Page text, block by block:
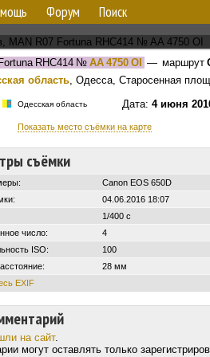
Форум Поиск
RHC414 № AA 4750 OI — маршрут
область, Одесса, Старосенная
Одесская область Дата: 4 июня
Показать место съёмки на карте
съёмки
Canon EOS 650D
04.06.2016 18:07
1/400 с
число:
4
ISO:
100
28 мм
EXIF
на сайт.
могут оставлять только